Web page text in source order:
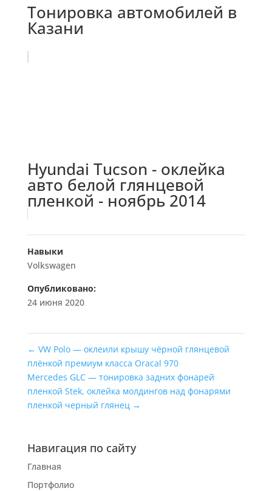
Тонировка автомобилей в
Казани
Hyundai Tucson - оклейка
авто белой глянцевой
пленкой - ноябрь 2014
Навыки
Volkswagen
Опубликовано:
24 июня 2020
← VW Polo — оклеили крышу чёрной глянцевой
плёнкой премиум класса Oracal 970
Mercedes GLC — тонировка задних фонарей
пленкой Stek, оклейка молдингов над фонарями
пленкой черный глянец →
Навигация по сайту
Главная
Портфолио